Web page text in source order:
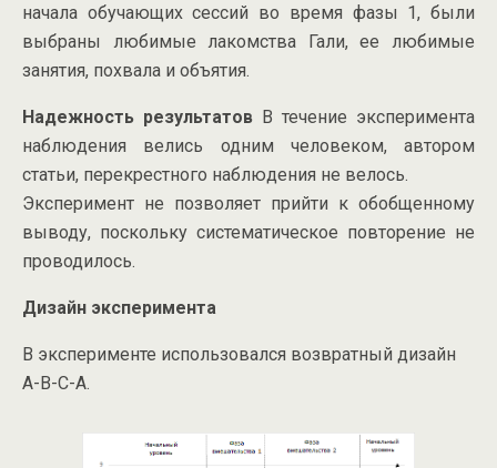
начала обучающих сессий во время фазы 1, были
выбраны любимые лакомства Гали, ее любимые
занятия, похвала и объятия.
Надежность результатов В течение эксперимента
наблюдения велись одним человеком, автором
статьи, перекрестного наблюдения не велось.
Эксперимент не позволяет прийти к обобщенному
выводу, поскольку систематическое повторение не
проводилось.
Дизайн эксперимента
В эксперименте использовался возвратный дизайн
A-B-C-A.